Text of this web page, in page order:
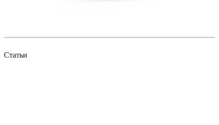
Статьи